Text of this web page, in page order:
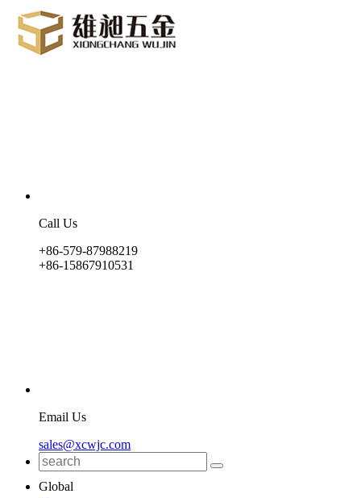
Call Us
+86-579-87988219
+86-15867910531
Email Us
sales@xcwjc.com
Global